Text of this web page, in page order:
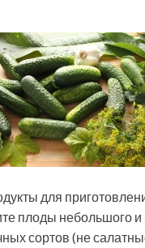
для
плоды небольшого
сортов (не